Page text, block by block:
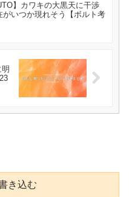
】カワキの大黒天に干渉
がいつか現れそう【ボルト考
き込む